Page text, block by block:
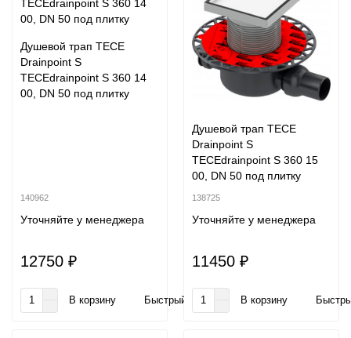
Душевой трап TECE
Drainpoint S
TECEdrainpoint S 360 14
00, DN 50 под плитку
140962
Уточняйте у менеджера
12750 ₽
В корзину Быстрый заказ
Душевой трап TECE
Drainpoint S
TECEdrainpoint S 360 15
00, DN 50 под плитку
138725
Уточняйте у менеджера
11450 ₽
В корзину